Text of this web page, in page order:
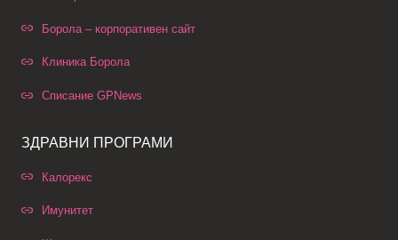
Борола – корпоративен сайт
Клиника Борола
Списание GPNews
ЗДРАВНИ ПРОГРАМИ
Калорекс
Имунитет